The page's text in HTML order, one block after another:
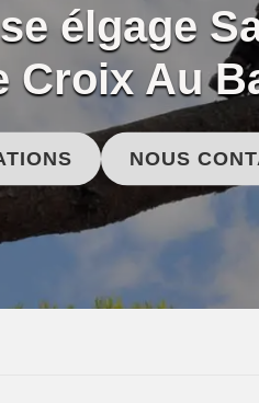
élgage
Croix Au
NOUS